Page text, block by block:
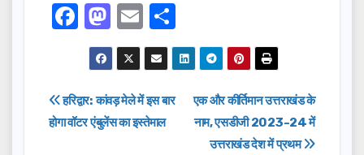
F
a
c
e
b
M
a
st
o
d
E
m
ail
h
ar
e
Post
navigation
एक और कीर्तिमान उत्तराखंड के
नाम, एसडीजी 2023-24 में
उत्तराखंड देश में प्रथम
हरिद्वार: कांवड़ मेले में इस बार
होगा वॉटर एंबुलेंस का इस्तेमाल